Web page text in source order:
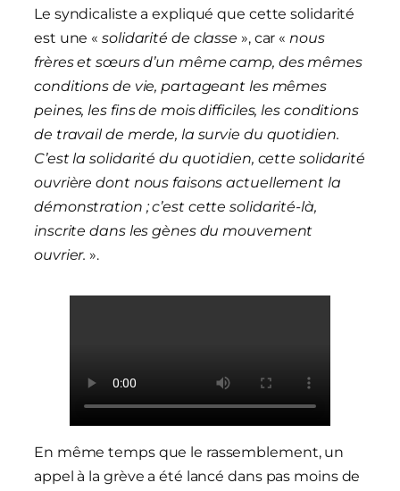
Le syndicaliste a expliqué que cette solidarité
est une «solidarité de classe », car «nous
frères et sœurs d’un même camp, des mêmes
conditions de vie, partageant les mêmes
peines, les fins de mois difficiles, les conditions
de travail de merde, la survie du quotidien.
C’est la solidarité du quotidien, cette solidarité
ouvrière dont nous faisons actuellement la
démonstration ; c’est cette solidarité-là,
inscrite dans les gènes du mouvement
ouvrier.».
En même temps que le rassemblement, un
appel à la grève a été lancé dans pas moins de